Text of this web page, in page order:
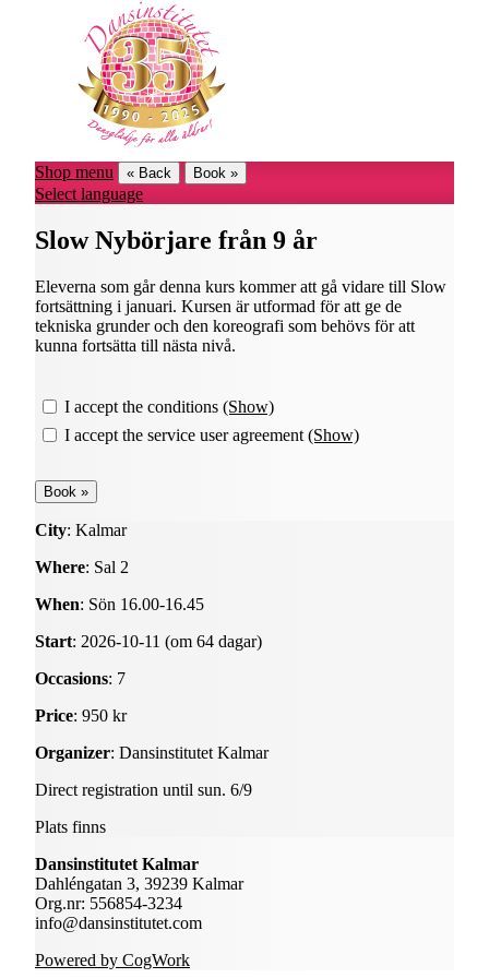
Shop menu « Back Book »
Select language
Slow Nybörjare från 9 år
Eleverna som går denna kurs kommer att gå vidare till Slow
fortsättning i januari. Kursen är utformad för att ge de
tekniska grunder och den koreografi som behövs för att
kunna fortsätta till nästa nivå.
I accept the conditions (Show)
I accept the service user agreement (Show)
City: Kalmar
Where: Sal 2
When: Sön 16.00-16.45
Start: 2026-10-11 (om 64 dagar)
Occasions: 7
Price: 950 kr
Organizer: Dansinstitutet Kalmar
Direct registration until sun. 6/9
Plats finns
Dansinstitutet Kalmar
Dahléngatan 3, 39239 Kalmar
Org.nr: 556854-3234
info@dansinstitutet.com
Powered by CogWork